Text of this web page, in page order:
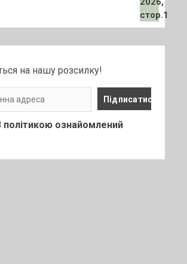
на нашу розсилку!
політикою ознайомлений